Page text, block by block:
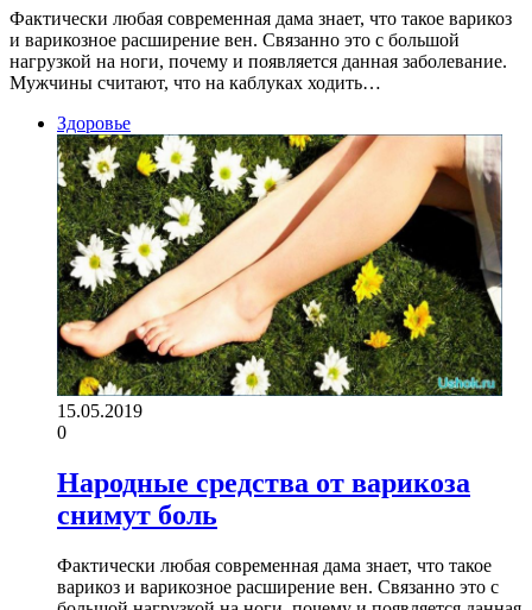
Фактически любая современная дама знает, что такое варикоз
и варикозное расширение вен. Связанно это с большой
нагрузкой на ноги, почему и появляется данная заболевание.
Мужчины считают, что на каблуках ходить…
Здоровье
15.05.2019
0
Народные средства от варикоза
снимут боль
Фактически любая современная дама знает, что такое
варикоз и варикозное расширение вен. Связанно это с